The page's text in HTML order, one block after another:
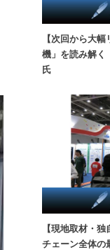
【次回から大
機」を読み解
氏
【現地取材・
チェーン全体の